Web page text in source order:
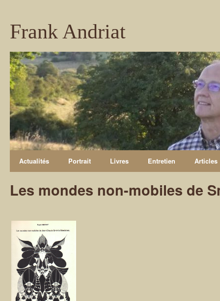
Frank Andriat
Actualités Portrait Livres Entretien Articles
Les mondes non-mobiles de